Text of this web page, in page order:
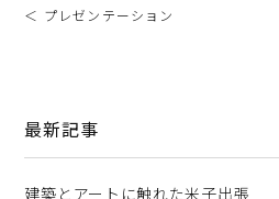
＜ プレゼンテーション
最新記事
建築とアートに触れた米子出張